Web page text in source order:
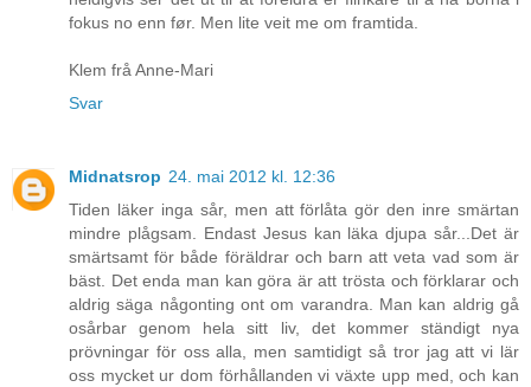
fokus no enn før. Men lite veit me om framtida.
Klem frå Anne-Mari
Svar
Midnatsrop 24. mai 2012 kl. 12:36
Tiden läker inga sår, men att förlåta gör den inre smärtan
mindre plågsam. Endast Jesus kan läka djupa sår...Det är
smärtsamt för både föräldrar och barn att veta vad som är
bäst. Det enda man kan göra är att trösta och förklarar och
aldrig säga någonting ont om varandra. Man kan aldrig gå
osårbar genom hela sitt liv, det kommer ständigt nya
prövningar för oss alla, men samtidigt så tror jag att vi lär
oss mycket ur dom förhållanden vi växte upp med, och kan